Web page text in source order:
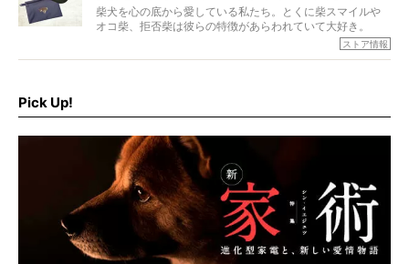
柴犬を心の底から愛している私たち。とくに柴スマイルや
オコ柴、拒否柴は彼らの特徴があらわれていて大好き。
でもちょっと待て…もうひとつ、忘れてはならない愛おしい
ストア情報
Pick Up!